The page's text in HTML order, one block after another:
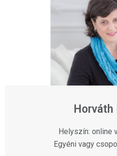
Horváth
Helyszín: online
Egyéni vagy